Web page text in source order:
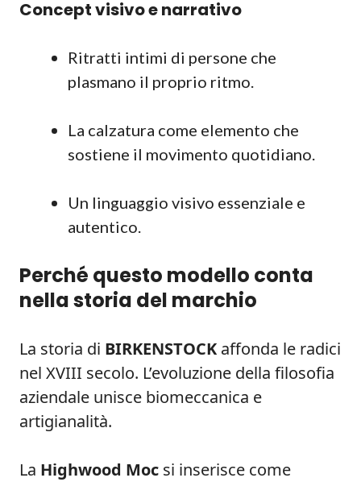
Concept visivo e narrativo
Ritratti intimi di persone che
plasmano il proprio ritmo.
La calzatura come elemento che
sostiene il movimento quotidiano.
Un linguaggio visivo essenziale e
autentico.
Perché questo modello conta
nella storia del marchio
La storia di BIRKENSTOCK affonda le radici
nel XVIII secolo. L’evoluzione della filosofia
aziendale unisce biomeccanica e
artigianalità.
La Highwood Moc si inserisce come